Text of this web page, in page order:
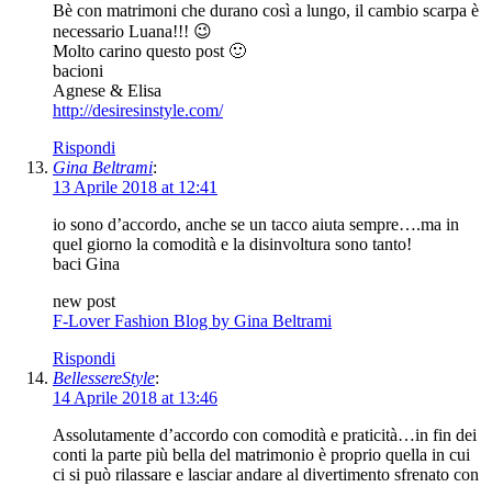
Bè con matrimoni che durano così a lungo, il cambio scarpa è
necessario Luana!!! 😉
Molto carino questo post 🙂
bacioni
Agnese & Elisa
http://desiresinstyle.com/
Rispondi
Gina Beltrami:
13 Aprile 2018 at 12:41
io sono d’accordo, anche se un tacco aiuta sempre….ma in
quel giorno la comodità e la disinvoltura sono tanto!
baci Gina
new post
F-Lover Fashion Blog by Gina Beltrami
Rispondi
BellessereStyle:
14 Aprile 2018 at 13:46
Assolutamente d’accordo con comodità e praticità…in fin dei
conti la parte più bella del matrimonio è proprio quella in cui
ci si può rilassare e lasciar andare al divertimento sfrenato con